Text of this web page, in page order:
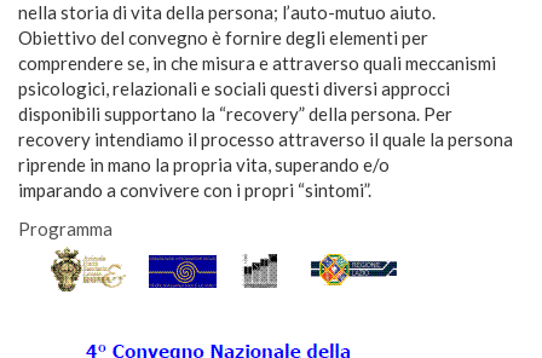
nella storia di vita della persona; l’auto-mutuo aiuto.
Obiettivo del convegno è fornire degli elementi per
comprendere se, in che misura e attraverso quali meccanismi
psicologici, relazionali e sociali questi diversi approcci
disponibili supportano la “recovery” della persona. Per
recovery intendiamo il processo attraverso il quale la persona
riprende in mano la propria vita, superando e/o
imparando a convivere con i propri “sintomi”.
Programma